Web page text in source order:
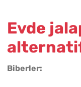
Evde
Biberler: